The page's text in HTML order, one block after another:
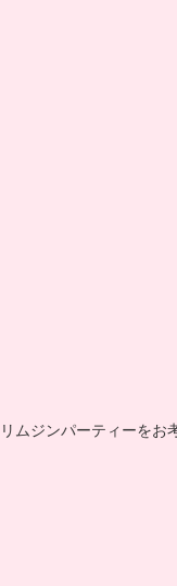
リムジンパーティーをお